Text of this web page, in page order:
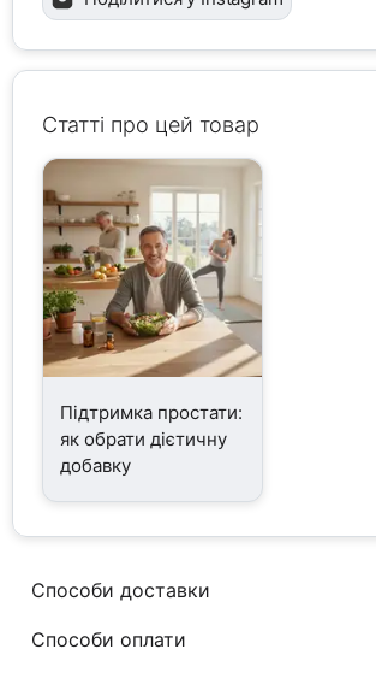
Статті про цей товар
Підтримка простати:
як обрати дієтичну
добавку
Способи доставки
Способи оплати